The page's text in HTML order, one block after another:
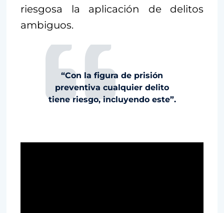
riesgosa la aplicación de delitos
ambiguos.
“Con la figura de prisión
preventiva cualquier delito
tiene riesgo, incluyendo este”.